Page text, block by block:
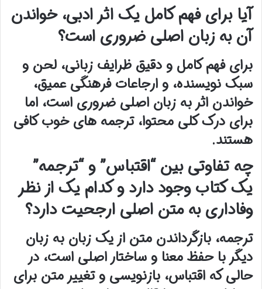
آیا برای فهم کامل یک اثر ادبی، خواندن
آن به زبان اصلی ضروری است؟
برای فهم کامل و دقیق ظرایف زبانی، لحن و
سبک نویسنده، و ارجاعات فرهنگی عمیق،
خواندن اثر به زبان اصلی ضروری است، اما
برای درک کلی محتوا، ترجمه های خوب کافی
هستند.
چه تفاوتی بین “اقتباس” و “ترجمه”
یک کتاب وجود دارد و کدام یک از نظر
وفاداری به متن اصلی ارجحیت دارد؟
ترجمه، بازگرداندن متن از یک زبان به زبان
دیگر با حفظ معنا و ساختار اصلی است، در
حالی که اقتباس، بازنویسی و تغییر متن برای